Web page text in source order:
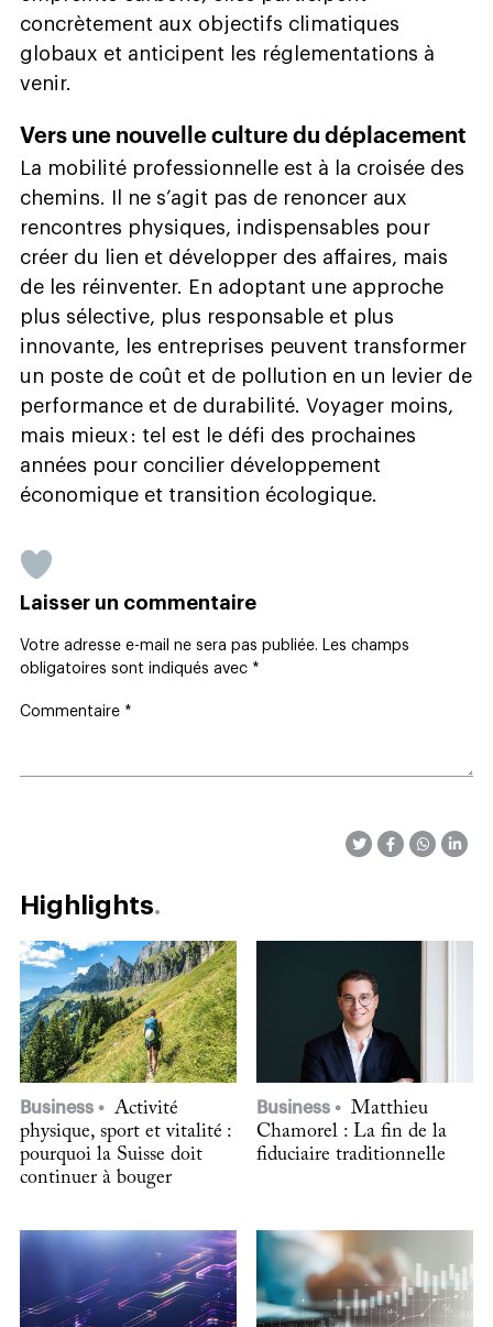
concrètement aux objectifs climatiques
globaux et anticipent les réglementations à
venir.
Vers une nouvelle culture du déplacement
La mobilité professionnelle est à la croisée des
chemins. Il ne s’agit pas de renoncer aux
rencontres physiques, indispensables pour
créer du lien et développer des affaires, mais
de les réinventer. En adoptant une approche
plus sélective, plus responsable et plus
innovante, les entreprises peuvent transformer
un poste de coût et de pollution en un levier de
performance et de durabilité. Voyager moins,
mais mieux : tel est le défi des prochaines
années pour concilier développement
économique et transition écologique.
Laisser un commentaire
Votre adresse e-mail ne sera pas publiée.
Les champs
obligatoires sont indiqués avec *
Commentaire *
Highlights
Business
Activité
physique, sport et vitalité :
pourquoi la Suisse doit
continuer à bouger
Business
Matthieu
Chamorel : La fin de la
fiduciaire traditionnelle